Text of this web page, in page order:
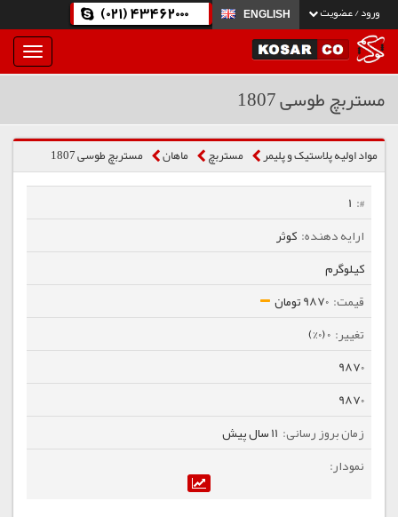
ورود / عضویت ENGLISH
(021) 43462000
بار
و
مستربچ طوسی 1807
مواد اولیه پلاستیک و پلیمر مستربچ ماهان مستربچ طوسی 1807
1
کوثر
کیلوگرم
9870 تومان
0 (0%)
9870
9870
11 سال پیش